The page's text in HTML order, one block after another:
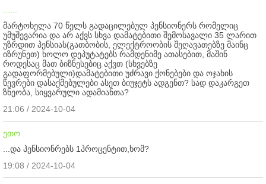
......
მარტოხელა 70 წელს გადაცილებულ პენსიონერს რომელიც
უმუშევარია და არ აქვს სხვა დამატებითი შემოსავალი 35 ლარით
უზრდით პენსიას(გათბობის, ელექტროობის შეღავათებზე მაინც
იზრუნეთ) ხოლო დეპუტატებს რამდენიმე ათასებით, მაშინ
როდესაც მათ ბიზნესებიც აქვთ (სხვებზე
გადაფორმებული)დამატებითი უძრავი ქონებები და ოჯახის
წევრები დასაქმებულები ასეთ ბიუჯეტს ადგენთ? სად დაკარგეთ
ზნეობა, სიყვარული ადამიანთა?
21:06 / 2024-10-04
ეთო
...და პენსიონრებს 1პროცენტით,ხომ?
19:08 / 2024-10-04